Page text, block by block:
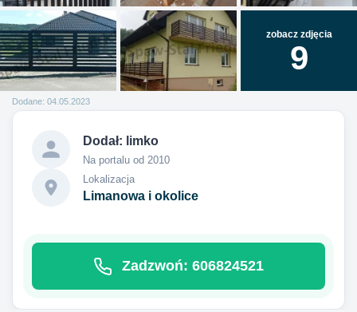
zobacz zdjęcia
9
Dodane: 04.05.2023
Dodał: limko
Na portalu od 2010
Lokalizacja
Limanowa i okolice
Zadzwoń: 606824521